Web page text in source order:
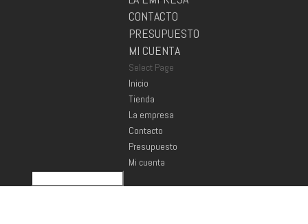
CONTACTO
PRESUPUESTO
MI CUENTA
Select Page
Inicio
Tienda
La empresa
Contacto
Presupuesto
Mi cuenta